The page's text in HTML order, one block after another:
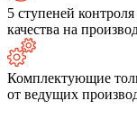
5 ступеней контроля
качества на
Комплектующие
от ведущих